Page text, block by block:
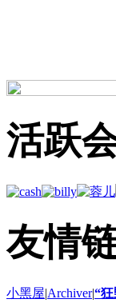
活跃
友情
小黑屋|Archiver|“